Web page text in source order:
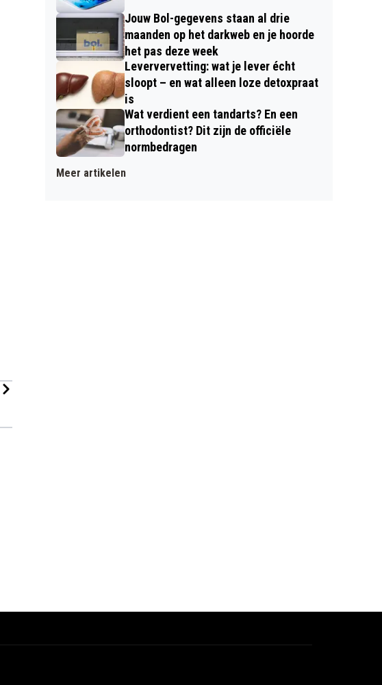
Jouw Bol-gegevens staan al drie
maanden op het darkweb en je hoorde
het pas deze week
Leververvetting: wat je lever écht
sloopt – en wat alleen loze detoxpraat
is
Wat verdient een tandarts? En een
orthodontist? Dit zijn de officiële
normbedragen
Meer artikelen